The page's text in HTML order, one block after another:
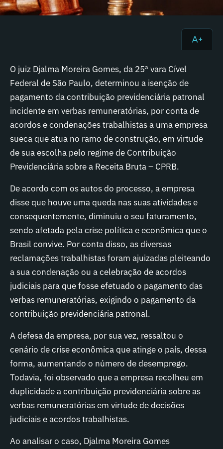
O juiz Djalma Moreira Gomes, da 25ª vara Cível
Federal de São Paulo, determinou a isenção de
pagamento da contribuição previdenciária patronal
incidente em verbas remuneratórias, por conta de
acordos e condenações trabalhistas a uma empresa
sueca que atua no ramo de construção, em virtude
de sua escolha pelo regime de Contribuição
Previdenciária sobre a Receita Bruta – CPRB.
De acordo com os autos do processo, a empresa
disse que houve uma queda nas suas atividades e
consequentemente, diminuiu o seu faturamento,
sendo afetada pela crise política e econômica que o
Brasil convive. Por conta disso, as diversas
reclamações trabalhistas foram ajuizadas pleiteando
a sua condenação ou a celebração de acordos
judiciais para que fosse efetuado o pagamento das
verbas remuneratórias, exigindo o pagamento da
contribuição previdenciária patronal.
A defesa da empresa, por sua vez, ressaltou o
cenário de crise econômica que atinge o país, dessa
forma, aumentando o número de desemprego.
Todavia, foi observado que a empresa recolheu em
duplicidade a contribuição previdenciária sobre as
verbas remuneratórias em virtude de decisões
judiciais e acordos trabalhistas.
Ao analisar o caso, Djalma Moreira Gomes